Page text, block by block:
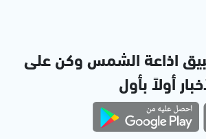
اذاعة الشمس وكن على
أولاً بأول